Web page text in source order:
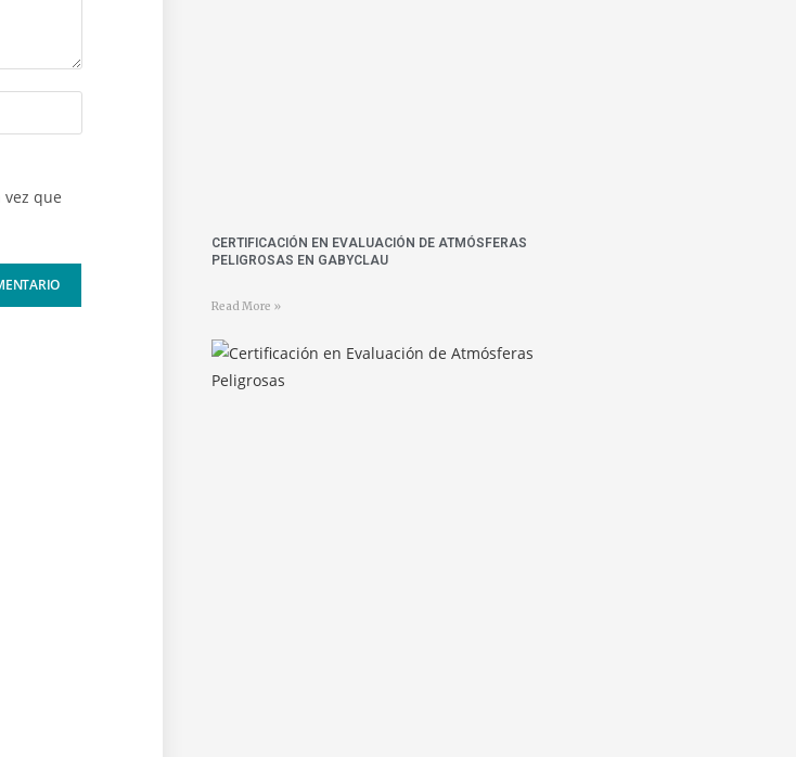
que
CERTIFICACIÓN EN EVALUACIÓN DE ATMÓSFERAS
PELIGROSAS EN GABYCLAU
Read More »